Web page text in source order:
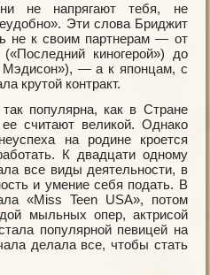
не напрягают тебя, не
Эти слова Бриджит
не к своим партнерам — от
киногерой») до
— а к японцам, с
крутой контракт.
популярна, как в Стране
считают великой. Однако
на родине кроется
К двадцати одному
все виды деятельности, в
и умение себя подать. В
«Miss Teen USA», потом
мыльных опер, актрисой
популярной певицей на
делала все, чтобы стать